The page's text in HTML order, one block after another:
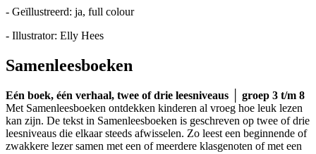
- Geïllustreerd: ja, full colour
- Illustrator: Elly Hees
Samenleesboeken
Eén boek, één verhaal, twee of drie leesniveaus │ groep 3 t/m 8
Met Samenleesboeken ontdekken kinderen al vroeg hoe leuk lezen
kan zijn. De tekst in Samenleesboeken is geschreven op twee of drie
leesniveaus die elkaar steeds afwisselen. Zo leest een beginnende of
zwakkere lezer samen met een of meerdere klasgenoten of met een